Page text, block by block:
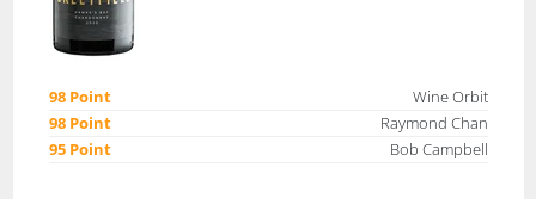
98 Point
Wine Orbit
98 Point
Raymond Chan
95 Point
Bob Campbell